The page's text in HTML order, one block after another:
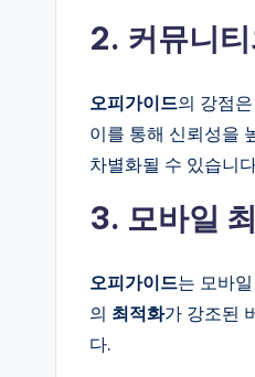
2. 커뮤니
오피가이드의 강점
이를 통해 신뢰성을
차별화될 수 있습니
3. 모바일
오피가이드는 모바
의 최적화가 강조된
다.